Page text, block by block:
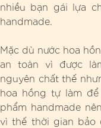
nhiều bạn gái lựa
handmade.
Mặc dù nước hoa
an toàn vì được
nguyên chất thế
hoa hồng tự làm
phẩm handmade
vì thế thời gian bảo